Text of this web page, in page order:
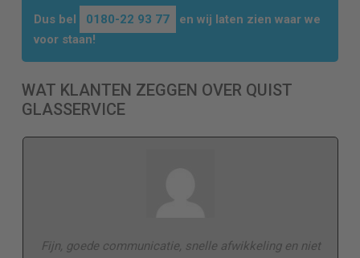
Dus bel 0180-22 93 77
en wij laten zien waar we
voor staan!
WAT KLANTEN ZEGGEN OVER QUIST
GLASSERVICE
Fijn, goede communicatie, snelle afwikkeling en niet